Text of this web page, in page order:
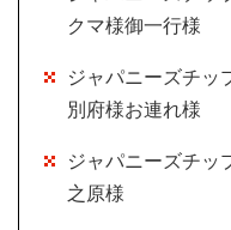
クマ様御一行様
ジャパニーズチッ
別府様お連れ様
ジャパニーズチッ
之原様